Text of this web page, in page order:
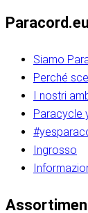
Paracord.eu
Siamo
Perché
I nostri
Paracycle
Ingrosso
Informazioni societarie​​​​‌